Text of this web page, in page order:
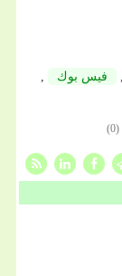
فیس بوك
(0)